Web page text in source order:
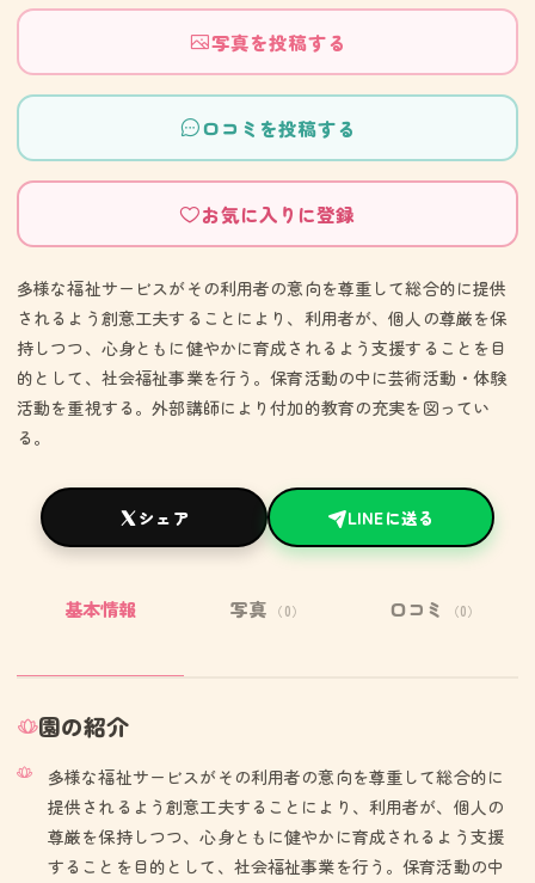
写真を投稿する
口コミを投稿する
お気に入りに登録
多様な福祉サービスがその利用者の意向を尊重して総合的に提供
されるよう創意工夫することにより、利用者が、個人の尊厳を保
持しつつ、心身ともに健やかに育成されるよう支援することを目
的として、社会福祉事業を行う。保育活動の中に芸術活動・体験
活動を重視する。外部講師により付加的教育の充実を図ってい
る。
シェア LINEに送る
基本情報 写真 （0） 口コミ （0）
園の紹介
多様な福祉サービスがその利用者の意向を尊重して総合的に
提供されるよう創意工夫することにより、利用者が、個人の
尊厳を保持しつつ、心身ともに健やかに育成されるよう支援
することを目的として、社会福祉事業を行う。保育活動の中